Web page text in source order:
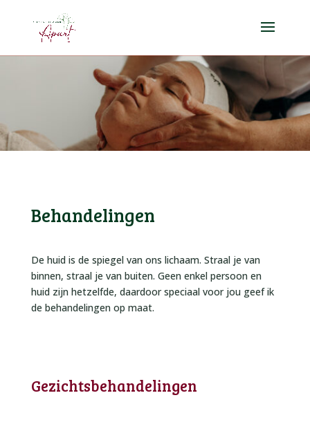
Behandelingen
De huid is de spiegel van ons lichaam. Straal je van
binnen, straal je van buiten. Geen enkel persoon en
huid zijn hetzelfde, daardoor speciaal voor jou geef ik
de behandelingen op maat.
Gezichtsbehandelingen